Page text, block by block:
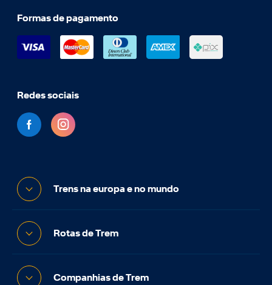
Formas de pagamento
Redes sociais
Trens na europa e no mundo
Rotas de Trem
Companhias de Trem